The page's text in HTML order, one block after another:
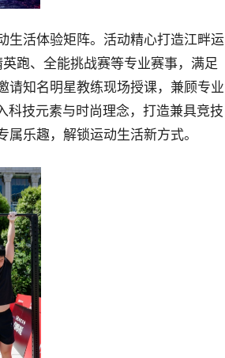
生活体验矩阵。活动精心打造江畔运
跑、全能挑战赛等专业赛事，满足
请知名明星教练现场授课，兼顾专业
科技元素与时尚理念，打造兼具竞技
乐趣，解锁运动生活新方式。